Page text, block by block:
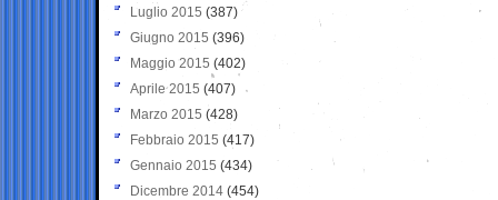
Luglio 2015 (387)
Giugno 2015 (396)
Maggio 2015 (402)
Aprile 2015 (407)
Marzo 2015 (428)
Febbraio 2015 (417)
Gennaio 2015 (434)
Dicembre 2014 (454)